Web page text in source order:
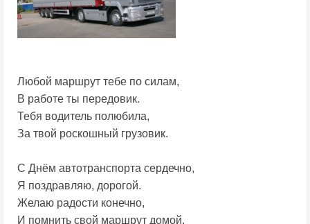
Любой маршрут тебе по силам,
В работе ты передовик.
Тебя водитель полюбила,
За твой роскошный грузовик.
С Днём автотранспорта сердечно,
Я поздравляю, дорогой.
Желаю радости конечно,
И помнить свой маршрут домой.